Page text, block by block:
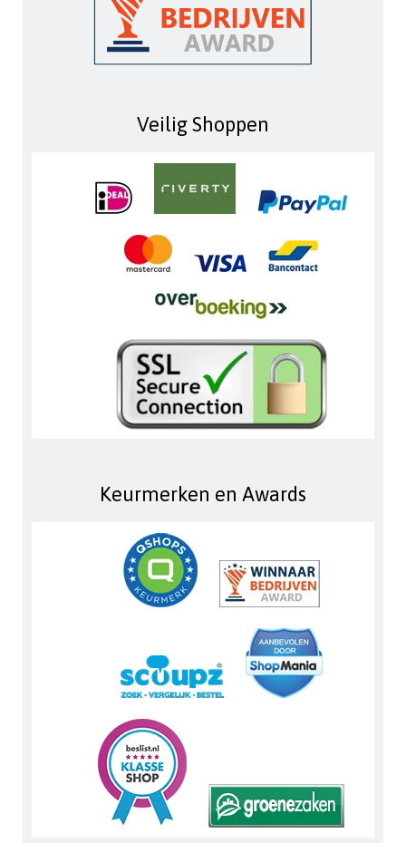
Veilig Shoppen
Keurmerken en Awards